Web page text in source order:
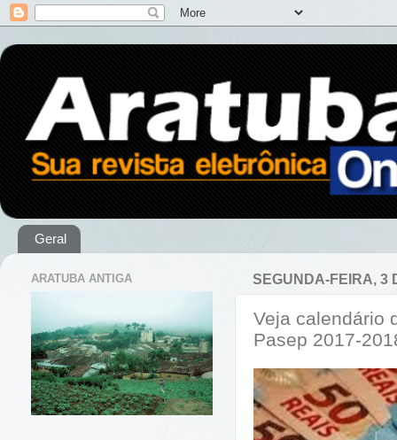
Geral
SEGUNDA-FEIRA, 3
Veja calendário
Pasep 2017-
ARATUBA ANTIGA